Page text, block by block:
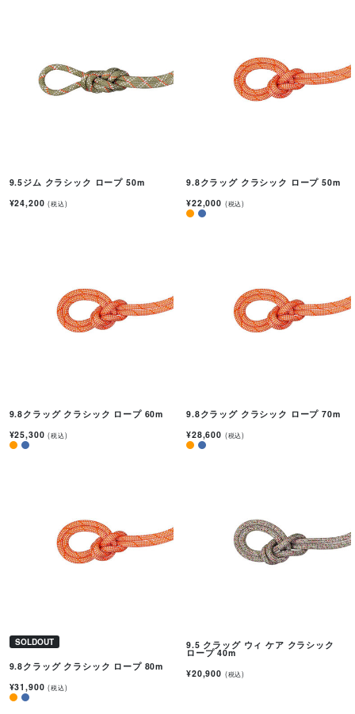
9.5ジム クラシック ロープ 50m
¥24,200(税込)
9.8クラッグ クラシック ロープ 50m
¥22,000 (税込)
9.8クラッグ クラシック ロープ 60m
¥25,300(税込)
9.8クラッグ クラシック ロープ 70m
¥28,600 (税込)
SOLDOUT
9.8クラッグ クラシック ロープ 80m
¥31,900(税込)
9.5 クラッグ ウィ ケア クラシック
ロープ 40m
¥20,900 (税込)